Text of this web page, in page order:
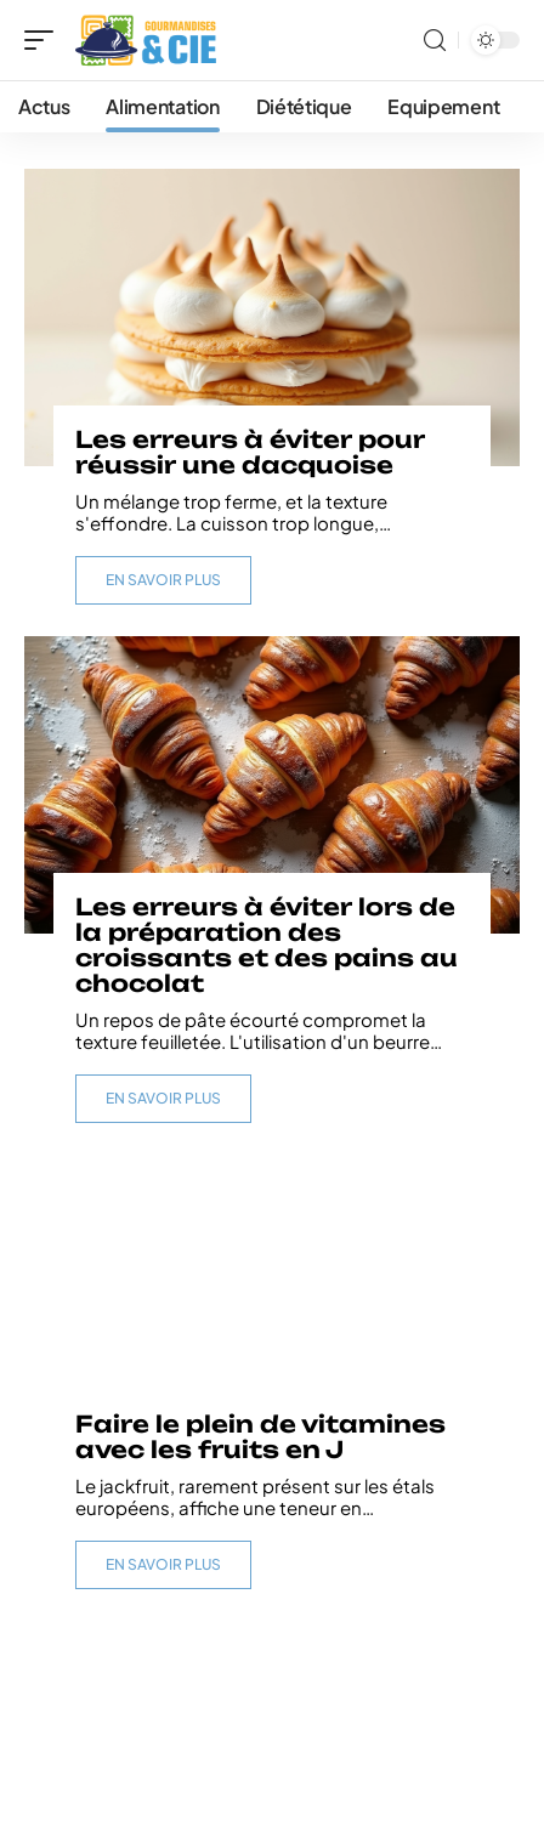
Actus Alimentation Diététique Equipement
Les erreurs à éviter pour
réussir une dacquoise
Un mélange trop ferme, et la texture
s'effondre. La cuisson trop longue,
EN SAVOIR PLUS
Les erreurs à éviter lors de
la préparation des
croissants et des pains au
chocolat
Un repos de pâte écourté compromet la
texture feuilletée. L'utilisation d'un beurre
EN SAVOIR PLUS
Faire le plein de vitamines
avec les fruits en J
Le jackfruit, rarement présent sur les étals
européens, affiche une teneur en…
EN SAVOIR PLUS